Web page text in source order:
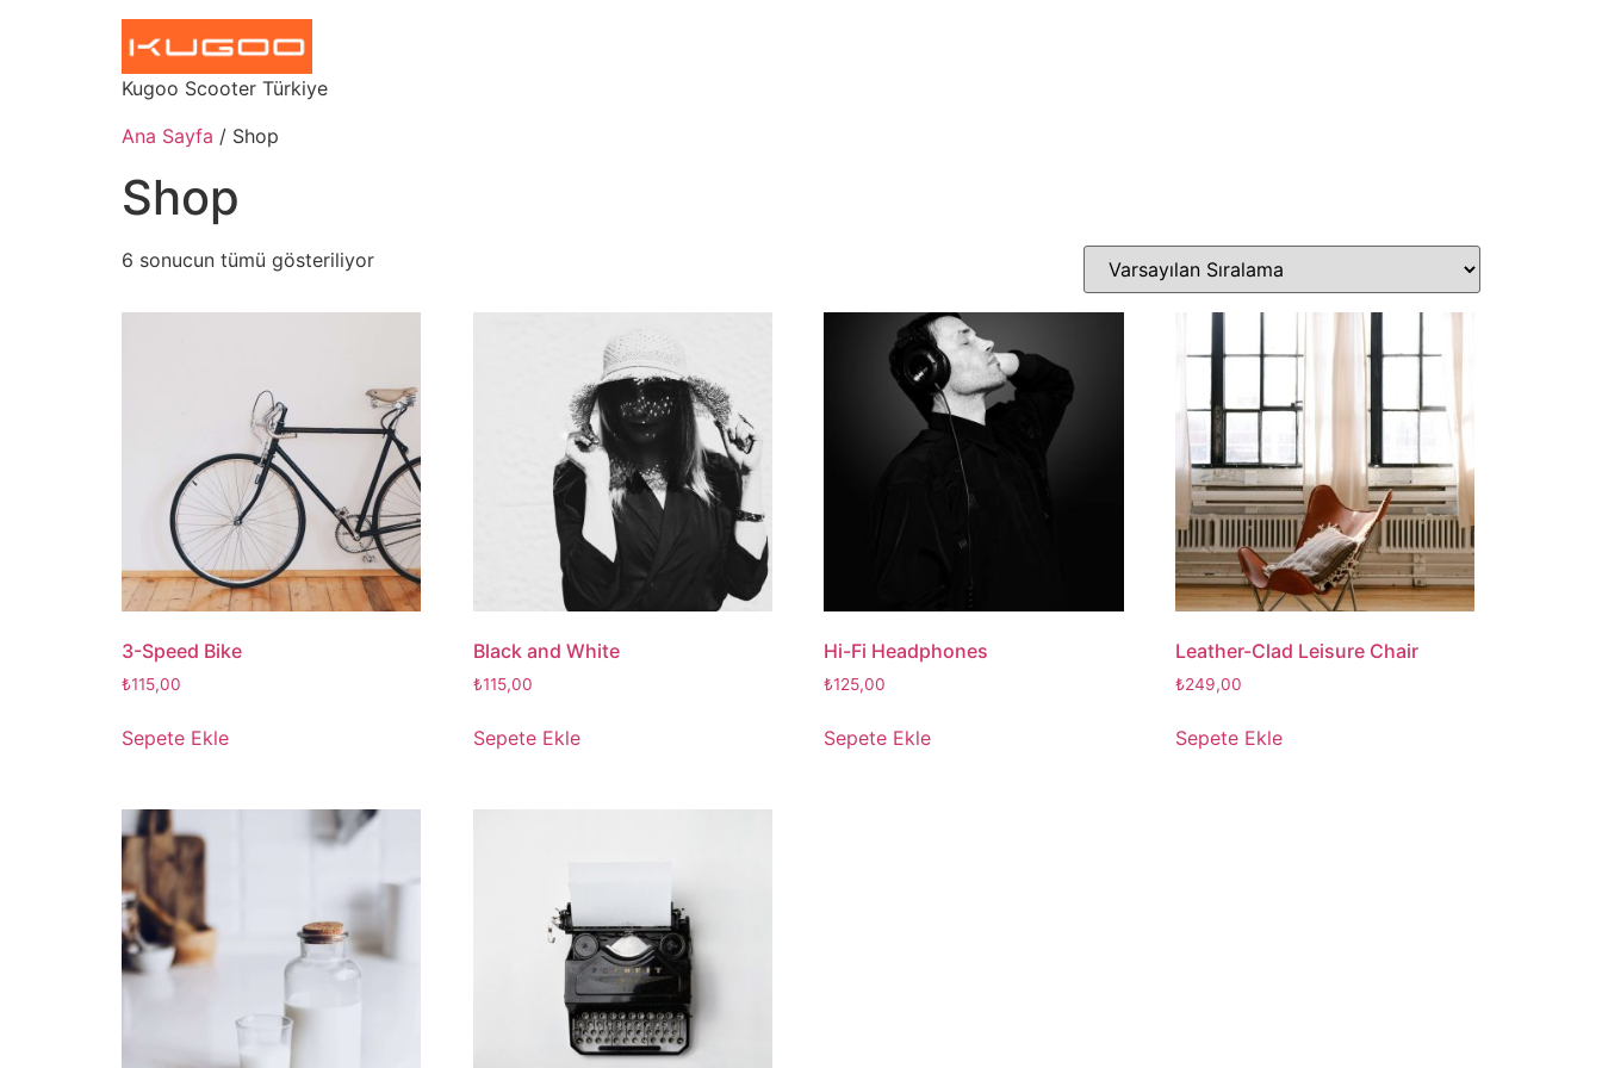
Kugoo Scooter Türkiye
Ana Sayfa / Shop
Shop
6 sonucun tümü gösteriliyor
3-Speed Bike
₺115,00
Sepete Ekle
Black and White
₺115,00
Sepete Ekle
Hi-Fi Headphones
₺125,00
Sepete Ekle
Leather-Clad Leisure Chair
₺249,00
Sepete Ekle